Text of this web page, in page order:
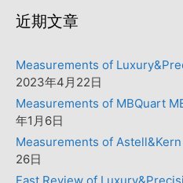
近期文章
Measurements of
2023年4月22日
Measurements of MBQuart
年1月6日
Measurements of
26日